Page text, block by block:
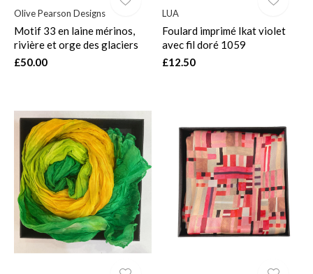
Olive Pearson Designs
Motif 33 en laine mérinos,
rivière et orge des glaciers
£50.00
LUA
Foulard imprimé Ikat violet
avec fil doré 1059
£12.50